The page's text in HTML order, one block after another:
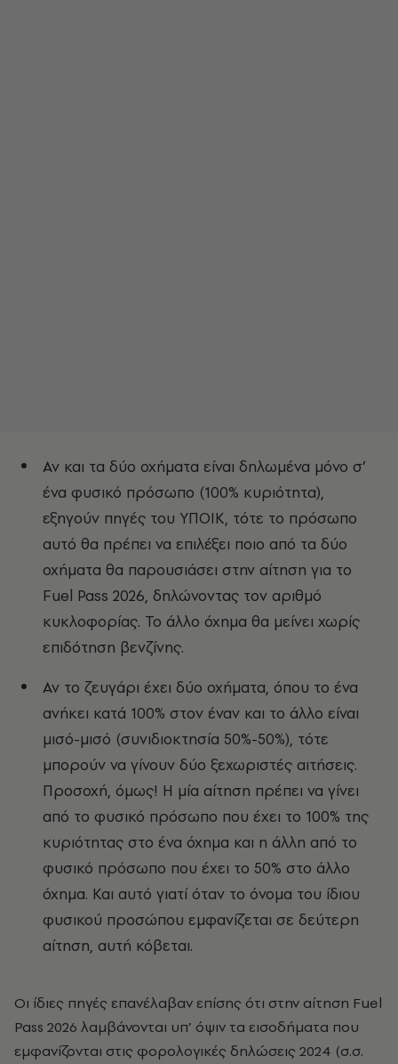
Αν και τα δύο οχήματα είναι δηλωμένα μόνο σ’
ένα φυσικό πρόσωπο (100% κυριότητα),
εξηγούν πηγές του ΥΠΟΙΚ, τότε το πρόσωπο
αυτό θα πρέπει να επιλέξει ποιο από τα δύο
οχήματα θα παρουσιάσει στην αίτηση για το
Fuel Pass 2026, δηλώνοντας τον αριθμό
κυκλοφορίας. Το άλλο όχημα θα μείνει χωρίς
επιδότηση βενζίνης.
Αν το ζευγάρι έχει δύο οχήματα, όπου το ένα
ανήκει κατά 100% στον έναν και το άλλο είναι
μισό-μισό (συνιδιοκτησία 50%-50%), τότε
μπορούν να γίνουν δύο ξεχωριστές αιτήσεις.
Προσοχή, όμως! Η μία αίτηση πρέπει να γίνει
από το φυσικό πρόσωπο που έχει το 100% της
κυριότητας στο ένα όχημα και η άλλη από το
φυσικό πρόσωπο που έχει το 50% στο άλλο
όχημα. Και αυτό γιατί όταν το όνομα του ίδιου
φυσικού προσώπου εμφανίζεται σε δεύτερη
αίτηση, αυτή κόβεται.
Οι ίδιες πηγές επανέλαβαν επίσης ότι στην αίτηση Fuel
Pass 2026 λαμβάνονται υπ’ όψιν τα εισοδήματα που
εμφανίζονται στις φορολογικές δηλώσεις 2024 (σ.σ.